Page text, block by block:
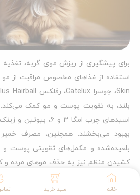
برای پیشگیری از ریزش موی گربه،
بلند، به تقویت پوست و مو کمک
اسیدهای چرب امگا ۳ و
بهبود می‌بخشند. همچنین، مصرف
بلعیده‌شده و مکمل‌های تقویتی پوست
کشیدن منظم نیز به حذف موهای مرده
سلامت موهای گربه را حفظ می‌کند.
خانه سبد خرید